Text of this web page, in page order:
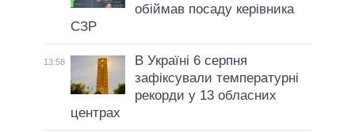
обіймав посаду керівника
СЗР
13:58
В Україні 6 серпня
зафіксували температурні
рекорди у 13 обласних
центрах